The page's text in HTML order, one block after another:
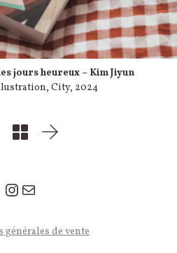
jours heureux – Kim Jiyun
City, 2024
Instagram
Mail
— Tous droits réservés.
de vente